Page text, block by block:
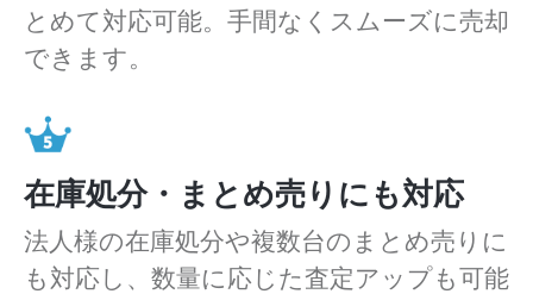
とめて対応可能。手間なくスムーズに売却
できます。
在庫処分・まとめ売りにも対応
法人様の在庫処分や複数台のまとめ売りに
も対応し、数量に応じた査定アップも可能